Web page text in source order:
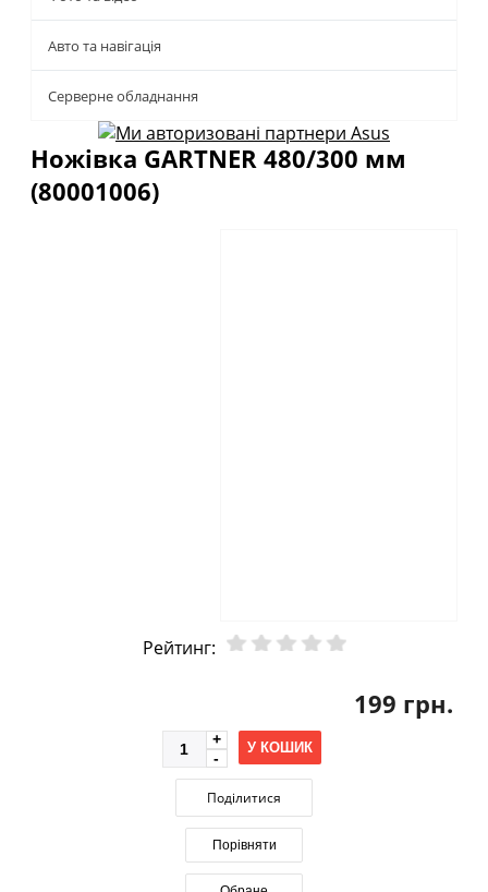
Авто та навігація
Серверне обладнання
Ножівка GARTNER 480/300 мм
(80001006)
Рейтинг:
199 грн.
У КОШИК
Поділитися
Порівняти